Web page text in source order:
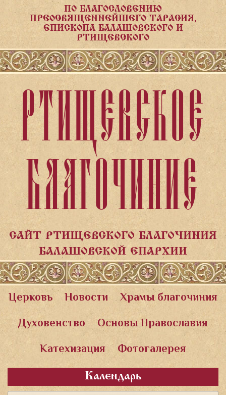
ПО БЛАГОСЛОВЕНИЮ
ПРЕОСВЯЩЕННЕЙШЕГО ТАРАСИЯ,
ЕПИСКОПА БАЛАШОВСКОГО И
РТИЩЕВСКОГО
РТИЩЕВСКОЕ
БЛАГОЧИНИЕ
САЙТ РТИЩЕВСКОГО БЛАГОЧИНИЯ
БАЛАШОВСКОЙ ЕПАРХИИ
Церковь Новости
Храмы благочиния
Духовенство
Основы Православия
Катехизация
Фотогалерея
Календарь